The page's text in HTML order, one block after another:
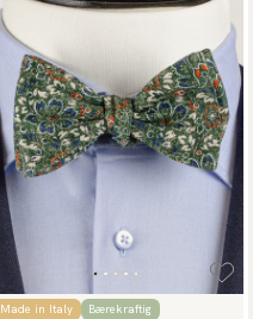
Made in Italy Bærekraftig